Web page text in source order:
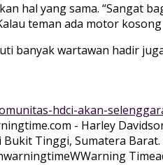
hal yang sama. “Sangat
teman ada motor
banyak wartawan hadir
hdci-akan-
- Harley
Tinggi, Sumatera
WWarning Time